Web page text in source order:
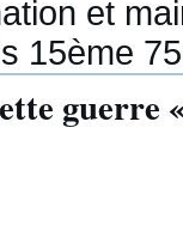
guerre